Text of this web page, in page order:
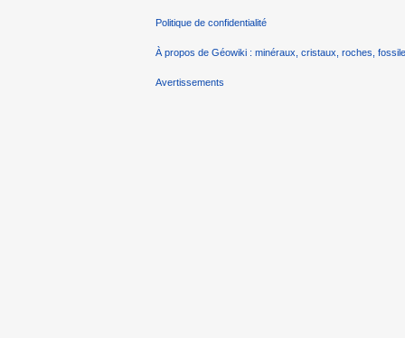
Politique de confidentialité
À propos de Géowiki : minéraux, cristaux, roches,
Avertissements